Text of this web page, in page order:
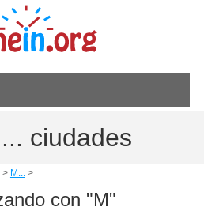
ciudades
> M...>
con "M"